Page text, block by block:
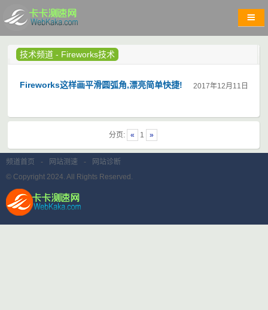
技术频道 - Fireworks技术
2017年12月11日
Fireworks这样画平滑圆弧角,漂亮简单快捷!
分页: « 1 »
频道首页 - 网站测速 -
网站诊断
© Copyright 2024. All Rights Reserved.